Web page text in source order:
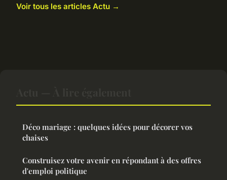
Voir tous les articles Actu →
Déco mariage : quelques idées pour décorer vos
chaises
Construisez votre avenir en répondant à des offres
d'emploi politique